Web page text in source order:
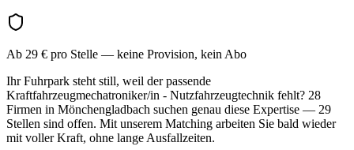
Ab 29 € pro Stelle — keine Provision, kein Abo
Ihr Fuhrpark steht still, weil der passende
Kraftfahrzeugmechatroniker/in - Nutzfahrzeugtechnik fehlt? 28
Firmen in Mönchengladbach suchen genau diese Expertise — 29
Stellen sind offen. Mit unserem Matching arbeiten Sie bald wieder
mit voller Kraft, ohne lange Ausfallzeiten.